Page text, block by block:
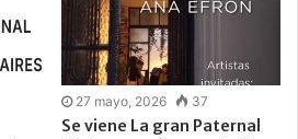
27 mayo, 2026 37
Se viene La gran Paternal